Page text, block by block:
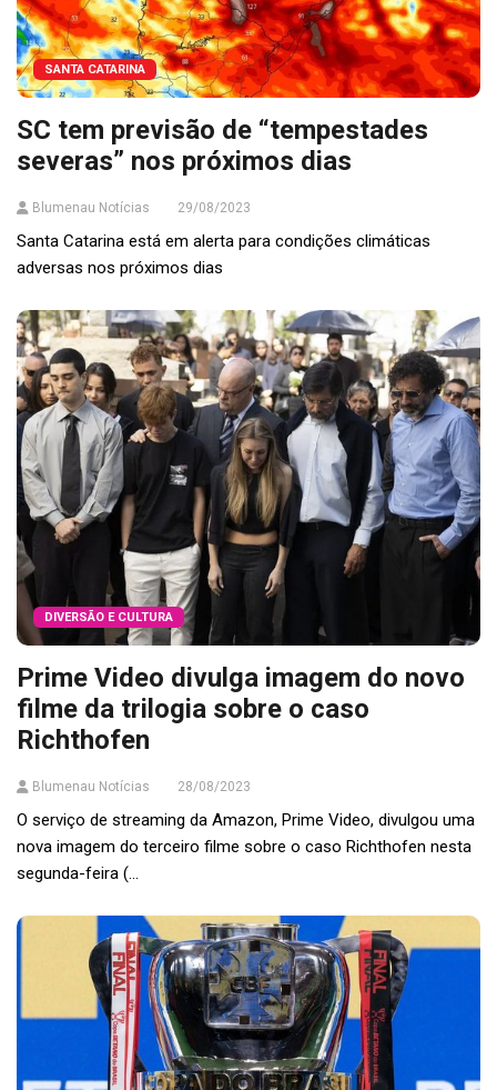
SANTA CATARINA
SC tem previsão de “tempestades
severas” nos próximos dias
Blumenau Notícias 29/08/2023
Santa Catarina está em alerta para condições climáticas
adversas nos próximos dias
DIVERSÃO E CULTURA
Prime Video divulga imagem do novo
filme da trilogia sobre o caso
Richthofen
Blumenau Notícias 28/08/2023
O serviço de streaming da Amazon, Prime Video, divulgou uma
nova imagem do terceiro filme sobre o caso Richthofen nesta
segunda-feira (...